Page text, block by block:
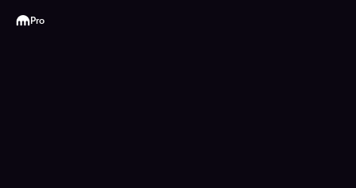
Kraken
Pro